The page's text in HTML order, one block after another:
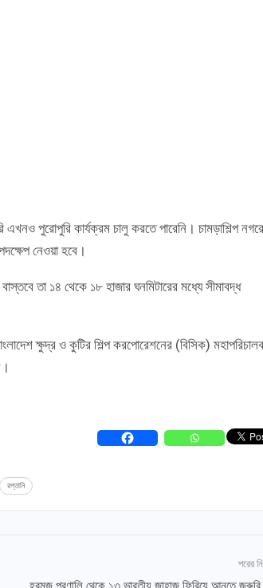
পুরোপুরি কার্যক্রম চালু করতে পারেনি। চামড়াশিল্প
নেওয়া হবে।
তা ১৪ থেকে ১৮ হাজার ঘনমিটারের মধ্যে সীমাবদ্ধ
ক্ষুদ্র ও কুটির শিল্প করপোরেশনের (বিসিক)
রপ্তানি
পরের